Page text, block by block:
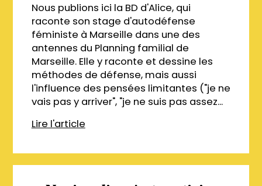
Nous publions ici la BD d'Alice, qui
raconte son stage d'autodéfense
féministe à Marseille dans une des
antennes du Planning familial de
Marseille. Elle y raconte et dessine les
méthodes de défense, mais aussi
l'influence des pensées limitantes ("je ne
vais pas y arriver", "je ne suis pas assez...
Lire l'article